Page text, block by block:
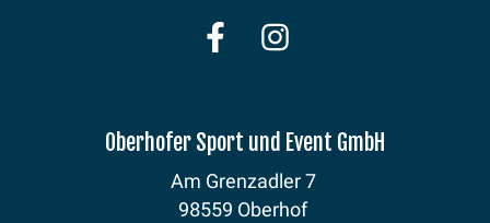
Oberhofer Sport und Event GmbH
Am Grenzadler 7
98559 Oberhof